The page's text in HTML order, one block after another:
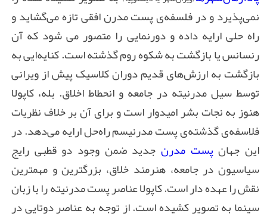
نمی‌پذیرد و در فلسفه‌ی پست مدرن افقی تازه می‌گشاید و
راه حلی ارایه داده و دورنمایی را متصور می شود که آن
رنسانس یا بازگشت به شکوه روم گذشته است. کنایه‌ایی به
بازگشت به ارزش‌های قدیم دوران کلاسیک پیش از ویرانی
توسط سیل مدرنیته در جامعه و انحطاط اخلاق. بله، کاپولا
هنوز به نجات بشر امیدوار است و برای آن بر خلاف نظریات
فلاسفه‌ی گذشته‌ی پست مدرنیسم راه‌حل ارایه می‌دهد. در
این جهانپست مدرنجدید ضمن وجود دو قطبی رایج
سیاسیون در جامعه، هنرمند خلاق، بزرگترین و مهمترین
نقش را عهده دار است. کاپولا عناصر پست مدرنیته را با زبان
سینما به تصویر کشیده است. از توجه به عناصر دوتایی در